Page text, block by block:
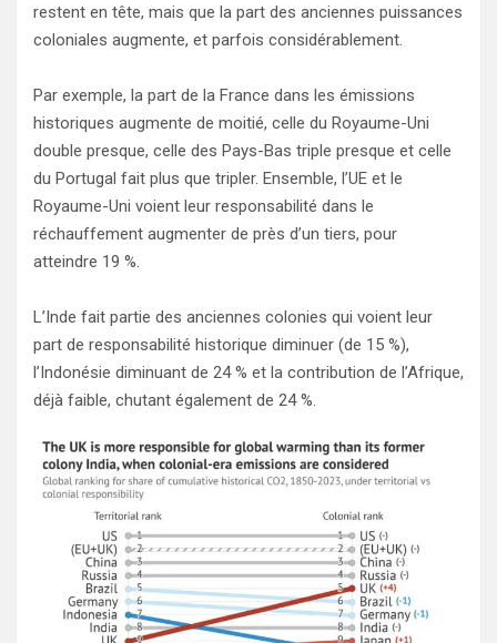
restent en tête, mais que la part des anciennes puissances
coloniales augmente, et parfois considérablement.
Par exemple, la part de la France dans les émissions
historiques augmente de moitié, celle du Royaume-Uni
double presque, celle des Pays-Bas triple presque et celle
du Portugal fait plus que tripler. Ensemble, l’UE et le
Royaume-Uni voient leur responsabilité dans le
réchauffement augmenter de près d’un tiers, pour
atteindre 19 %.
L’Inde fait partie des anciennes colonies qui voient leur
part de responsabilité historique diminuer (de 15 %),
l’Indonésie diminuant de 24 % et la contribution de l’Afrique,
déjà faible, chutant également de 24 %.